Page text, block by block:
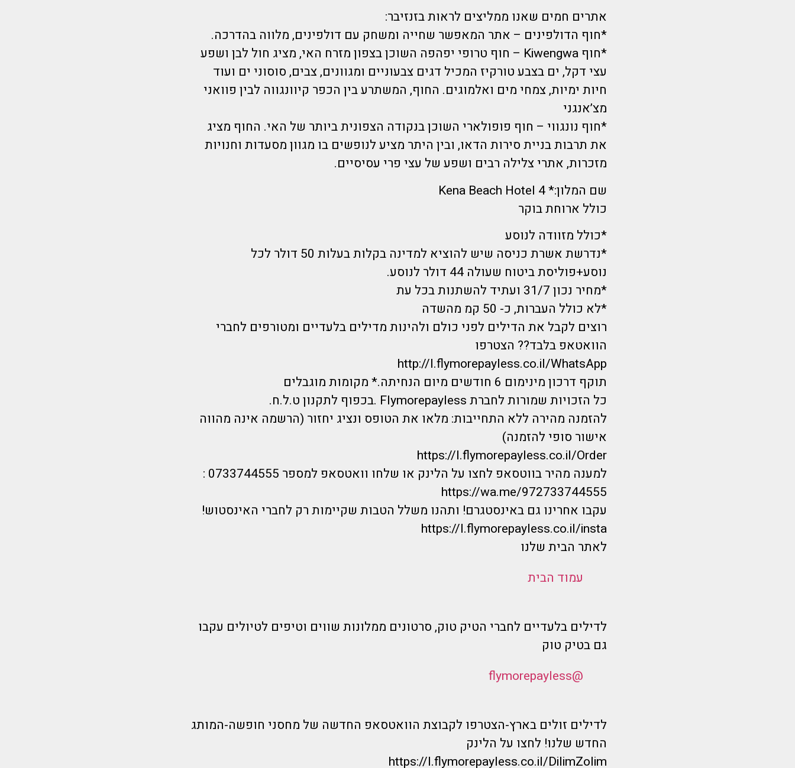
אתרים חמים שאנו ממליצים לראות בזנזיבר:
*חוף הדולפינים – אתר המאפשר שחייה ומשחק עם דולפינים, מלווה בהדרכה.
*חוף Kiwengwa – חוף טרופי יפהפה השוכן בצפון מזרח האי, מציג חול לבן ושפע
עצי דקל, ים בצבע טורקיז המכיל דגים צבעוניים ומגוונים, צבים, סוסוני ים ועוד
חיות ימיות, צמחי מים ואלמוגים. החוף, המשתרע בין הכפר קיוונגווה לבין פוואני
מצ’אנגני
*חוף נונגווי – חוף פופולארי השוכן בנקודה הצפונית ביותר של האי. החוף מציג
את תרבות בניית סירות הדאו, ובין היתר מציע לנופשים בו מגוון מסעדות וחנויות
מזכרות, אתרי צלילה רבים ושפע של עצי פרי עסיסיים.
שם המלון:* 4 Kena Beach Hotel
כולל ארוחת בוקר
*כולל מזוודה לנוסע
*נדרשת אשרת כניסה שיש להוציא למדינה בקלות בעלות 50 דולר לכל
נוסע+פוליסת ביטוח שעולה 44 דולר לנוסע.
*מחיר נכון 31/7 ועתיד להשתנות בכל עת
*לא כולל העברות, כ- 50 קמ מהשדה
רוצים לקבל את הדילים לפני כולם ולהינות מדילים בלעדיים ומטורפים לחברי
הוואטאפ בלבד?? הצטרפו
http://l.flymorepayless.co.il/WhatsApp
תוקף דרכון מינימום 6 חודשים מיום הנחיתה.* מקומות מוגבלים
כל הזכויות שמורות לחברת Flymorepayless .בכפוף לתקנון ט.ל.ח.
להזמנה מהירה ללא התחייבות: מלאו את הטופס ונציג יחזור (הרשמה אינה מהווה
אישור סופי להזמנה)
https://I.flymorepayless.co.il/Order
למענה מהיר בווטסאפ לחצו על הלינק או שלחו וואטסאפ למספר 0733744555 :
https://wa.me/972733744555
עקבו אחרינו גם באינסטגרם! ותהנו משלל הטבות שקיימות רק לחברי האינסטוש!
https://I.flymorepayless.co.il/insta
לאתר הבית שלנו
עמוד הבית
לדילים בלעדיים לחברי הטיק טוק, סרטונים ממלונות שווים וטיפים לטיולים עקבו
גם בטיק טוק
@flymorepayless
לדילים זולים בארץ-הצטרפו לקבוצת הוואטסאפ החדשה של מחסני חופשה-המותג
החדש שלנו! לחצו על הלינק
https://l.flymorepayless.co.il/DilimZolim